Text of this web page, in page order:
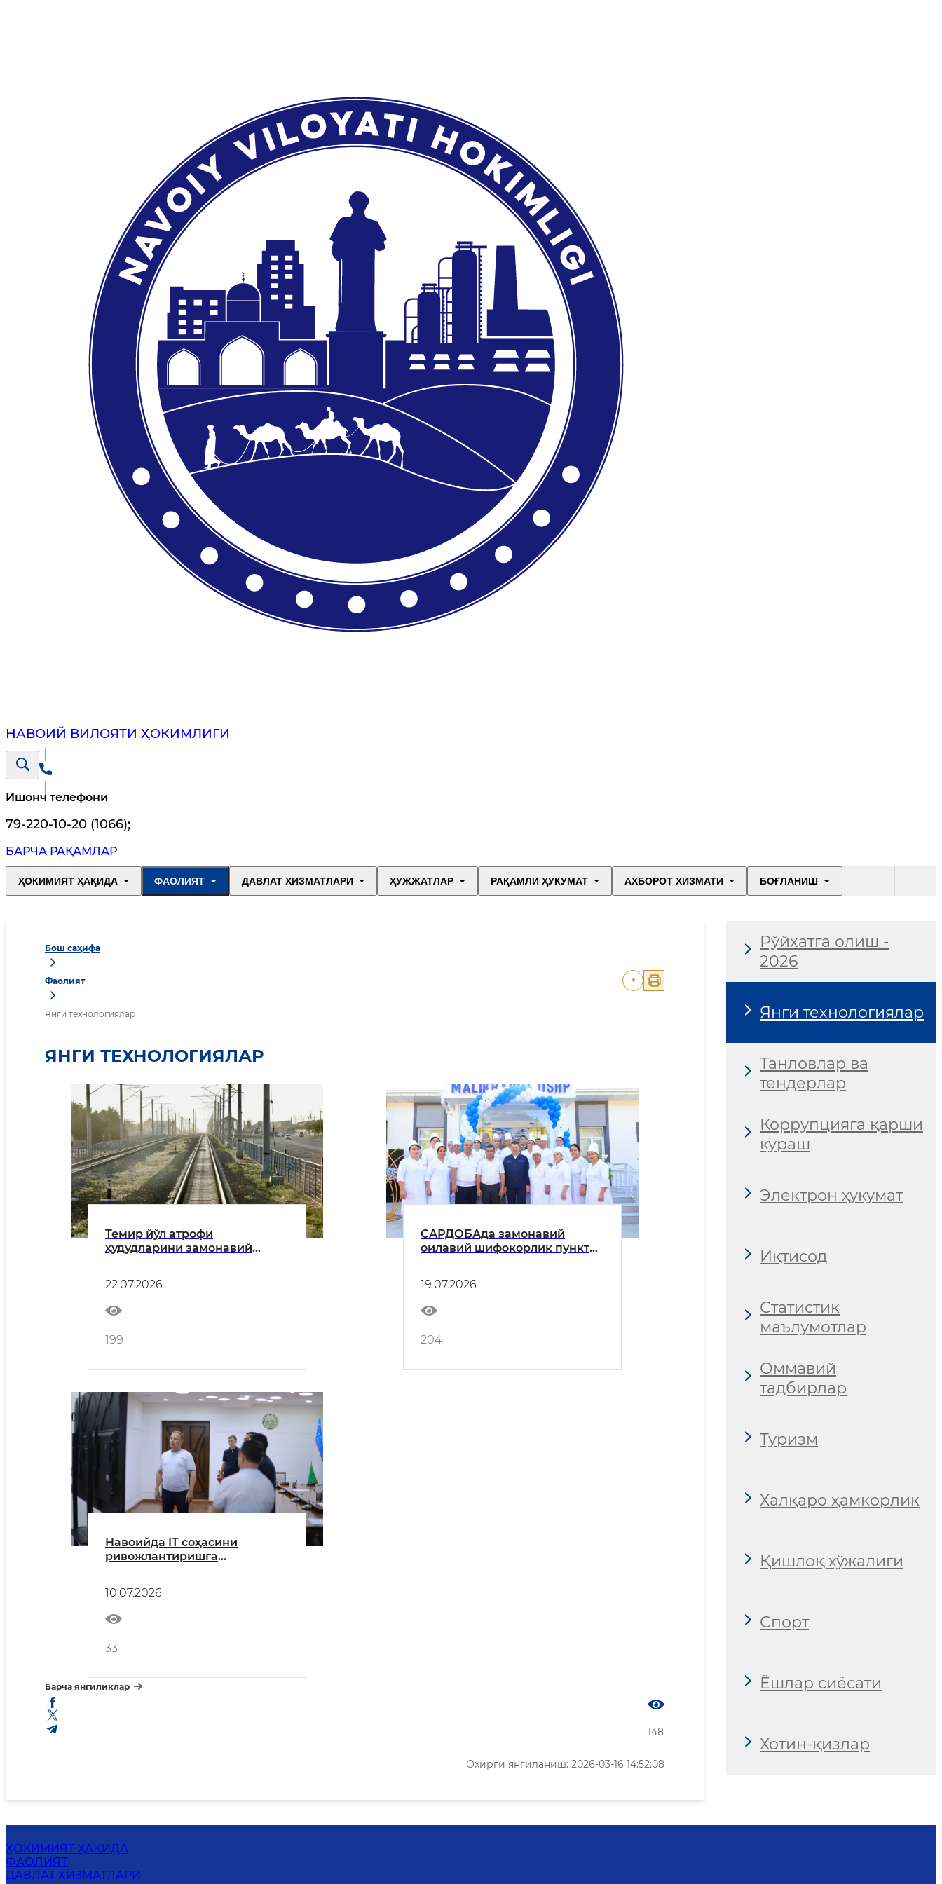
НАВОИЙ ВИЛОЯТИ ҲОКИМЛИГИ
Ишонч телефони
79-220-10-20 (1066);
БАРЧА РАҚАМЛАР
ҲОКИМИЯТ ҲАҚИДА ФАОЛИЯТ ДАВЛАТ ХИЗМАТЛАРИ ҲУЖЖАТЛАР РАҚАМЛИ ҲУКУМАТ АХБОРОТ ХИЗМАТИ БОҒЛАНИШ
Бош саҳифа
Фаолият
Янги технологиялар
+
ЯНГИ ТЕХНОЛОГИЯЛАР
Темир йўл атрофи
ҳудудларини замонавий
22.07.2026
199
САРДОБАда замонавий
оилавий шифокорлик пункти
19.07.2026
204
Навоийда IT соҳасини
ривожлантиришга
10.07.2026
33
Барча янгиликлар
148
Охирги янгиланиш: 2026-03-16 14:52:08
Рўйхатга олиш -
2026
Янги технологиялар
Танловлар ва
тендерлар
Коррупцияга қарши
кураш
Электрон ҳукумат
Иқтисод
Статистик
маълумотлар
Оммавий
тадбирлар
Туризм
Халқаро ҳамкорлик
Қишлоқ хўжалиги
Спорт
Ёшлар сиёсати
Хотин-қизлар
ҲОКИМИЯТ ҲАҚИДА
ФАОЛИЯТ
ДАВЛАТ ХИЗМАТЛАРИ